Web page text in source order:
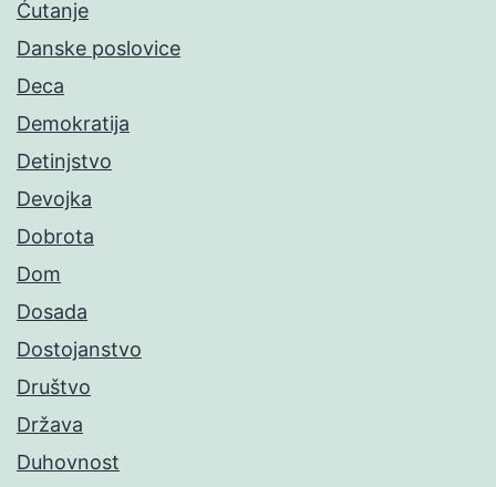
Ćutanje
Danske poslovice
Deca
Demokratija
Detinjstvo
Devojka
Dobrota
Dom
Dosada
Dostojanstvo
Društvo
Država
Duhovnost